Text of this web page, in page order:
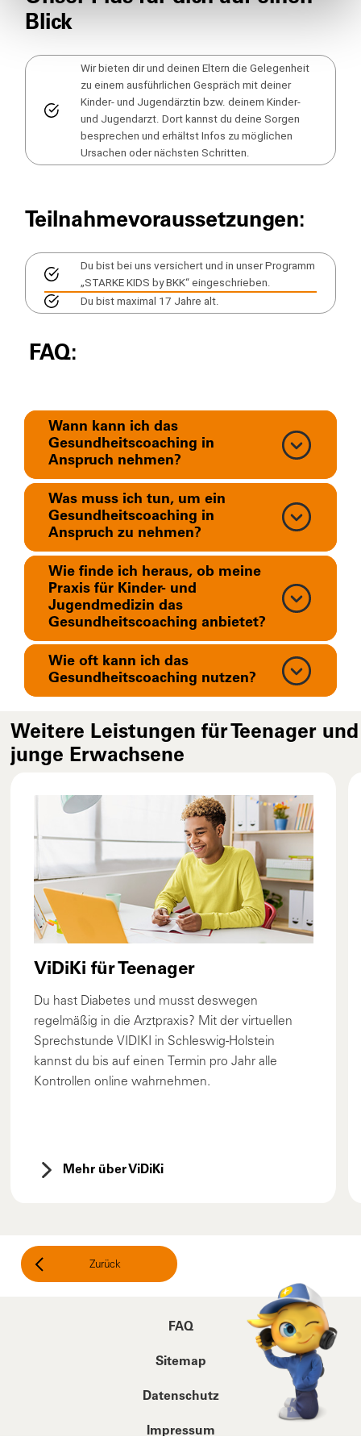
Blick
Wir bieten dir und deinen Eltern die Gelegenheit
zu einem ausführlichen Gespräch mit deiner
Kinder- und Jugendärztin bzw. deinem Kinder-
und Jugendarzt. Dort kannst du deine Sorgen
besprechen und erhältst Infos zu möglichen
Ursachen oder nächsten Schritten.
Teilnahmevoraussetzungen:
Du bist bei uns versichert und in unser Programm
„STARKE KIDS by BKK“ eingeschrieben.
Du bist maximal 17 Jahre alt.
FAQ:
Wann kann ich das
Gesundheitscoaching in
Anspruch nehmen?
Was muss ich tun, um ein
Gesundheitscoaching in
Anspruch zu nehmen?
Wie finde ich heraus, ob meine
Praxis für Kinder- und
Jugendmedizin das
Gesundheitscoaching anbietet?
Wie oft kann ich das
Gesundheitscoaching nutzen?
Weitere Leistungen für Teenager und
junge Erwachsene
ViDiKi für Teenager
Du hast Diabetes und musst deswegen
regelmäßig in die Arztpraxis? Mit der virtuellen
Sprechstunde VIDIKI in Schleswig-Holstein
kannst du bis auf einen Termin pro Jahr alle
Kontrollen online wahrnehmen.
Mehr über ViDiKi
Zurück
FAQ
Sitemap
Datenschutz
Impressum